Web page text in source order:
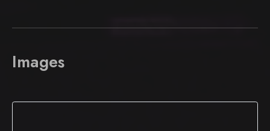
Images